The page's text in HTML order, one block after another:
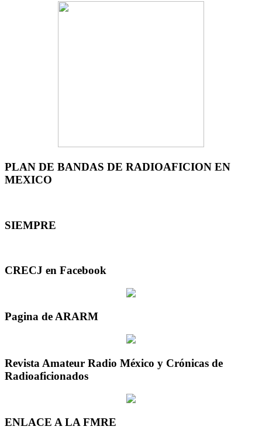
PLAN DE BANDAS DE RADIOAFICION EN
MEXICO
SIEMPRE
CRECJ en Facebook
Pagina de ARARM
Revista Amateur Radio México y Crónicas de
Radioaficionados
ENLACE A LA FMRE